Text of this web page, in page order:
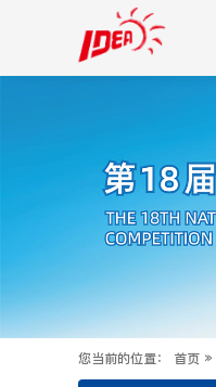
您当前的位置： 首页 »